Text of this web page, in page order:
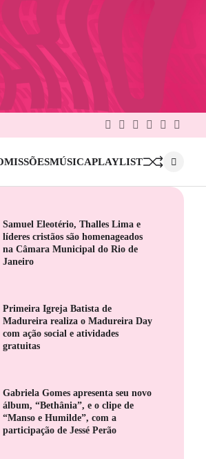
Facebook
Twitter
Google
Linkedin
Pinterest
MISSÕESMÚSICAPLAYLIST
Samuel Eleotério, Thalles Lima e
líderes cristãos são homenageados
na Câmara Municipal do Rio de
Janeiro
Primeira Igreja Batista de
Madureira realiza o Madureira Day
com ação social e atividades
gratuitas
Gabriela Gomes apresenta seu novo
álbum, “Bethânia”, e o clipe de
“Manso e Humilde”, com a
participação de Jessé Perão